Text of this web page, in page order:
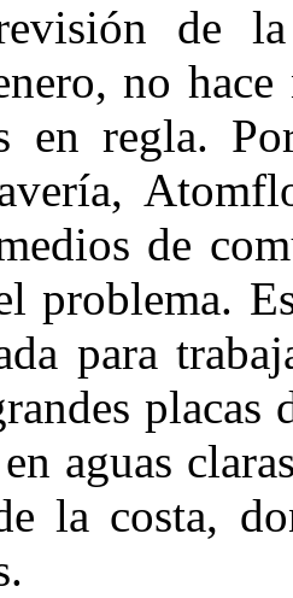
de la
no
en regla.
de
problema.
para
placas
aguas
la costa,